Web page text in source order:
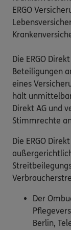
ERGO
Die ERGO
Beteiligungen
eines
hält
Direkt AG und
Stimmrechte
Die ERGO
Der
Berlin,